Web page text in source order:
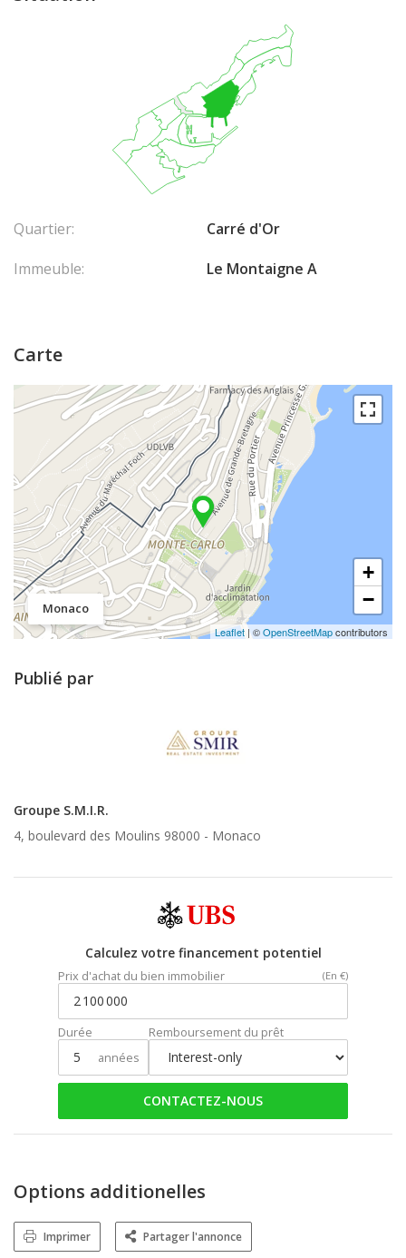
Quartier:
Carré d'Or
Immeuble:
Le Montaigne A
Carte
Monaco
+
−
Leaflet | ©OpenStreetMapcontributors
Publié par
Groupe S.M.I.R.
4, boulevard des Moulins 98000 - Monaco
Calculez votre financement potentiel
Prix d'achat du bien immobilier (En €)
Durée
années
Remboursement du prêt
CONTACTEZ-NOUS
Options additionelles
Imprimer Partager l'annonce